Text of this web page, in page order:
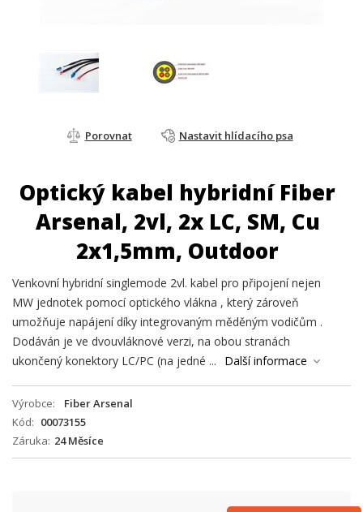
Porovnat Nastavit hlídacího psa
Optický kabel hybridní Fiber
Arsenal, 2vl, 2x LC, SM, Cu
2x1,5mm, Outdoor
Venkovní hybridní singlemode 2vl. kabel pro připojení nejen
MW jednotek pomocí optického vlákna , který zároveň
umožňuje napájení díky integrovaným měděným vodičům .
Dodáván je ve dvouvláknové verzi, na obou stranách
ukončený konektory LC/PC (na jedné ...
Další informace
Výrobce
Fiber Arsenal
Kód
00073155
Záruka 24 Měsíce